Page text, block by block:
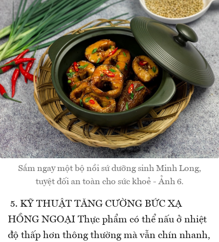
Sắm ngay một bộ nồi sứ dưỡng sinh Minh Long,
tuyệt đối an toàn cho sức khoẻ - Ảnh 6.
5. KỸ THUẬT TĂNG CƯỜNG BỨC XẠ
HỒNG NGOẠI Thực phẩm có thể nấu ở nhiệt
độ thấp hơn thông thường mà vẫn chín nhanh,